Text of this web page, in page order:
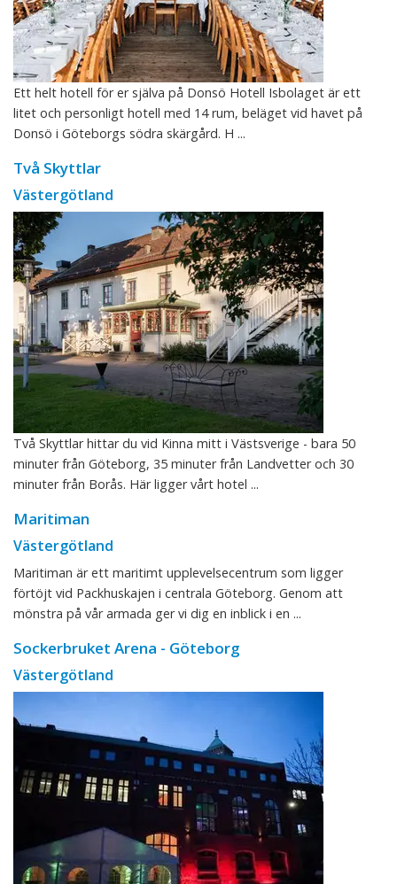
Ett helt hotell för er själva på Donsö Hotell Isbolaget är ett
litet och personligt hotell med 14 rum, beläget vid havet på
Donsö i Göteborgs södra skärgård. H ...
Två Skyttlar
Västergötland
Två Skyttlar hittar du vid Kinna mitt i Västsverige - bara 50
minuter från Göteborg, 35 minuter från Landvetter och 30
minuter från Borås. Här ligger vårt hotel ...
Maritiman
Västergötland
Maritiman är ett maritimt upplevelsecentrum som ligger
förtöjt vid Packhuskajen i centrala Göteborg. Genom att
mönstra på vår armada ger vi dig en inblick i en ...
Sockerbruket Arena - Göteborg
Västergötland